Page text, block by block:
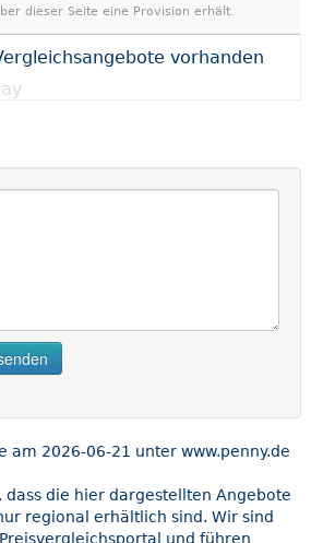
dieser Seite eine Provision erhält.
vorhanden
am 2026-06-21 unter www.penny.de
dass die hier dargestellten Angebote
regional erhältlich sind. Wir sind
und führen